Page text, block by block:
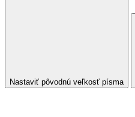
Nastaviť pôvodnú veľkosť písma